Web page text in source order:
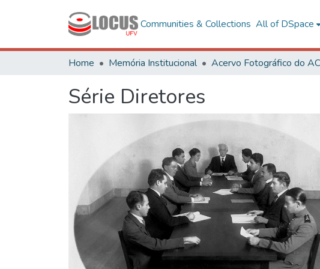
Communities & Collections All of DSpace
Home Memória Institucional
Série Diretores